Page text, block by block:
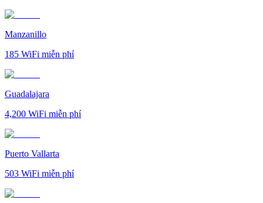
Manzanillo
185 WiFi miễn phí
Guadalajara
4,200 WiFi miễn phí
Puerto Vallarta
503 WiFi miễn phí